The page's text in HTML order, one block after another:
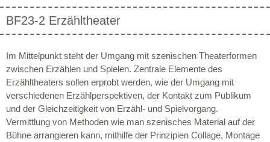
BF23-2 Erzähltheater
Im Mittelpunkt steht der Umgang mit szenischen Theaterformen
zwischen Erzählen und Spielen. Zentrale Elemente des
Erzähltheaters sollen erprobt werden, wie der Umgang mit
verschiedenen Erzählperspektiven, der Kontakt zum Publikum
und der Gleichzeitigkeit von Erzähl- und Spielvorgang.
Vermittlung von Methoden wie man szenisches Material auf der
Bühne arrangieren kann, mithilfe der Prinzipien Collage, Montage